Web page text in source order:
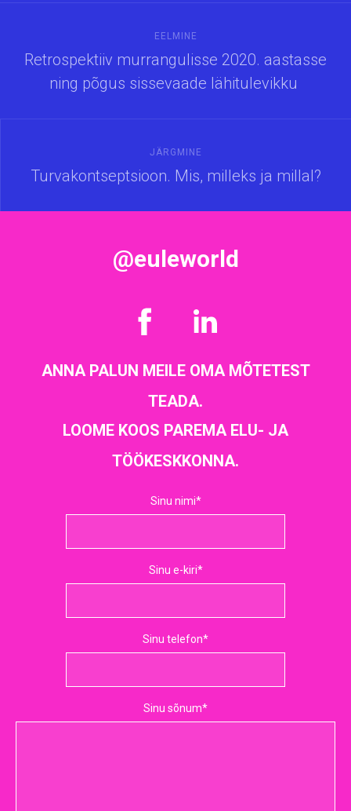
EELMINE
Retrospektiiv murrangulisse 2020. aastasse
ning põgus sissevaade lähitulevikku
JÄRGMINE
Turvakontseptsioon. Mis, milleks ja millal?
@euleworld
ANNA PALUN MEILE OMA MÕTETEST
TEADA.
LOOME KOOS PAREMA ELU- JA
TÖÖKESKKONNA.
Sinu nimi
Sinu e-kiri
Sinu telefon
Sinu sõnum